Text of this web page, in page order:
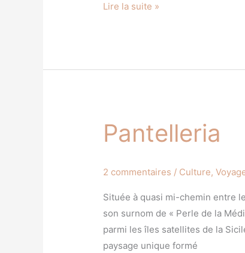
Lire la suite »
Pantelleria
2 commentaires / Culture,
Située à quasi mi-chemin entre
son surnom de « Perle de la
parmi les îles satellites de la
paysage unique formé
Pantelleria